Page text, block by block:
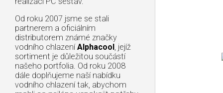
Od roku 2007 jsme se stali
partnerem a oficiálním
distributorem známé značky
vodního chlazení Alphacool, jejíž
sortiment je důležitou součástí
našeho portfolia. Od roku 2008
dále doplňujeme naší nabídku
vodního chlazení tak, abychom